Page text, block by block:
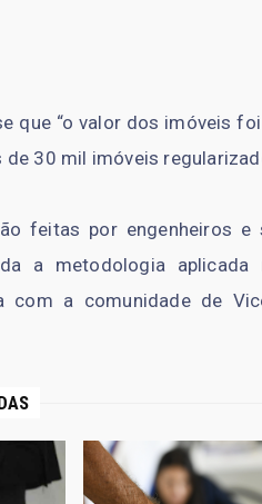
que “o valor dos imóveis
30 mil imóveis
feitas por engenheiros
a metodologia
com a comunidade de